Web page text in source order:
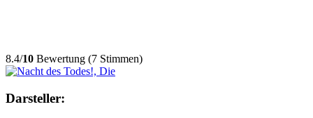
8.4/10 Bewertung (7 Stimmen)
Darsteller: